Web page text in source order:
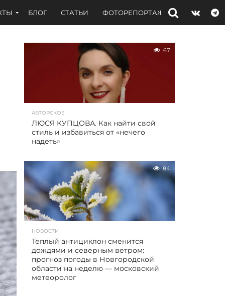
БЛОГ СТАТЬИ ФОТОРЕПОРТАЖИ ИНТЕРВЬЮ
67
АВТОРСКОЕ
ЛЮСЯ КУПЦОВА. Как найти свой
стиль и избавиться от «нечего
надеть»
84
НОВОСТИ
Тёплый антициклон сменится
дождями и северным ветром:
прогноз погоды в Новгородской
области на неделю — московский
метеоролог